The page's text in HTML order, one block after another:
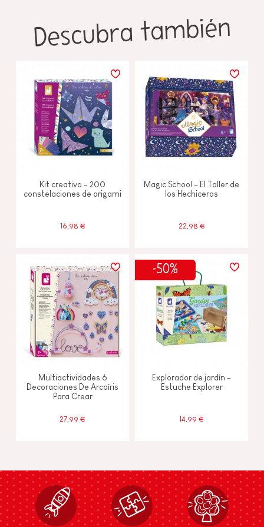
Descubra también
Kit creativo - 200
constelaciones de origami
16,98 €
Magic School - El Taller de
los Hechiceros
22,98 €
Multiactividades 6
Decoraciones De Arcoíris
Para Crear
27,99 €
-50%
Explorador de jardín -
Estuche Explorer
14,99 €